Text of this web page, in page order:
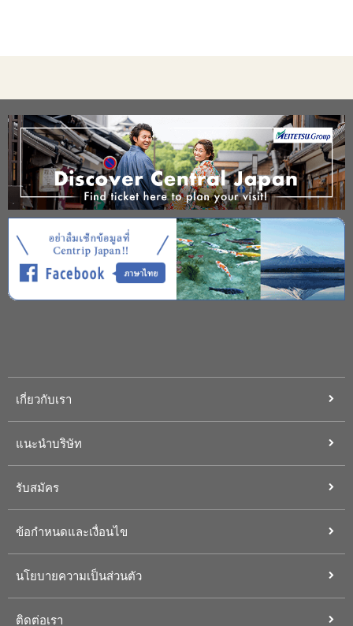
เกี่ยวกับเรา
แนะนำบริษัท
รับสมัคร
ข้อกำหนดและเงื่อนไข
นโยบายความเป็นส่วนตัว
ติดต่อเรา